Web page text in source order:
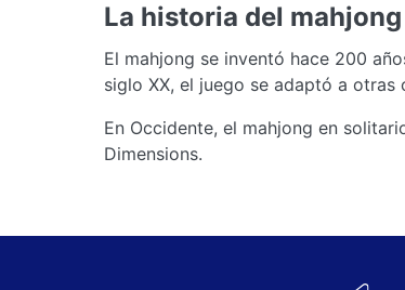
La historia del mahjong
El mahjong se inventó hace 200
siglo XX, el juego se adaptó a
En Occidente, el mahjong en
Dimensions.